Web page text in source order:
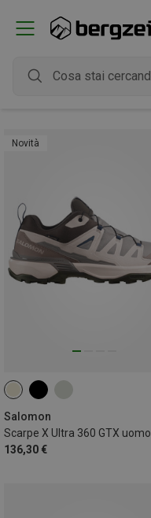
Novità
Salomon
Scarpe X Ultra 360 GTX uomo
136,30 €